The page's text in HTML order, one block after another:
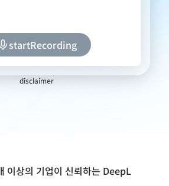
startRecording
disclaimer
이상의 기업이 신뢰하는 DeepL